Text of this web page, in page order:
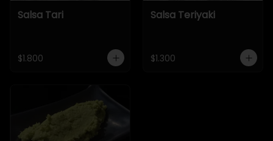
Salsa Tari
$1.800
Salsa Teriyaki
$1.300